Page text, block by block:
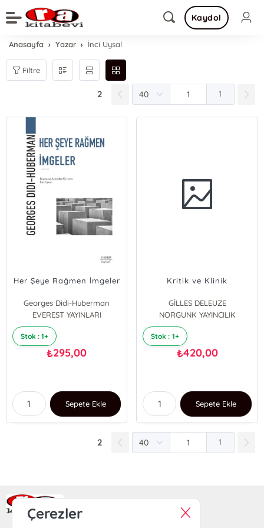
Kaydol
Anasayfa Yazar İnci Uysal
Filtre
2 1
Her Şeye Rağmen İmgeler
Georges Didi-Huberman
EVEREST YAYINLARI
Stok : 1+
₺295,00
Sepete Ekle
Kritik ve Klinik
GİLLES DELEUZE
NORGUNK YAYINCILIK
Stok : 1+
₺420,00
Sepete Ekle
2 1
Ra Yayın Kitabevi
Çerezler